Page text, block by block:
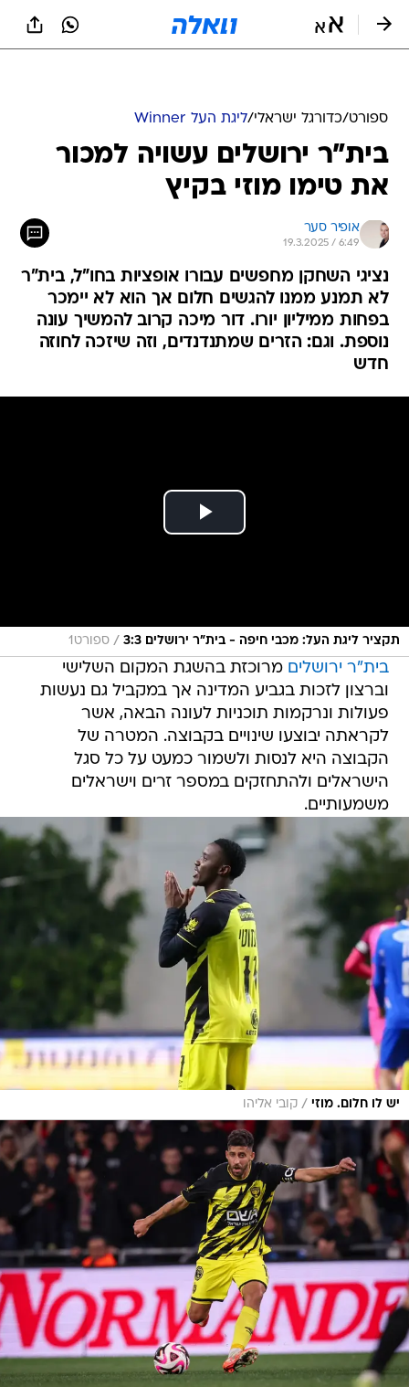
ספורט/כדורגל ישראלי/ליגת העל Winner
בית"ר ירושלים עשויה למכור
את טימו מוזי בקיץ
אופיר סער
19.3.2025 / 6:49
נציגי השחקן מחפשים עבורו אופציות בחו"ל, בית"ר
לא תמנע ממנו להגשים חלום אך הוא לא יימכר
בפחות ממיליון יורו. דור מיכה קרוב להמשיך עונה
נוספת. וגם: הזרים שמתנדנדים, וזה שיזכה לחוזה
חדש
תקציר ליגת העל: מכבי חיפה - בית"ר ירושלים 3:3 / ספורט1
בית"ר ירושלים מרוכזת בהשגת המקום השלישי
וברצון לזכות בגביע המדינה אך במקביל גם נעשות
פעולות ונרקמות תוכניות לעונה הבאה, אשר
לקראתה יבוצעו שינויים בקבוצה. המטרה של
הקבוצה היא לנסות ולשמור כמעט על כל סגל
הישראלים ולהתחזקים במספר זרים וישראלים
משמעותיים.
יש לו חלום. מוזי / קובי אליהו